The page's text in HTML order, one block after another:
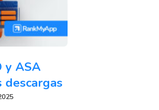
y ASA
descargas